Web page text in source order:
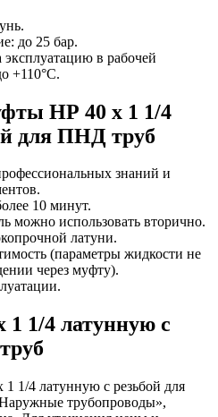
до 25 бар.
эксплуатацию в рабочей
+110°C.
НР 40 х 1 1/4
для ПНД труб
знаний и
10 минут.
можно использовать вторично.
латуни.
(параметры жидкости не
через муфту).
1 1/4 латунную с
1/4 латунную с резьбой для
трубопроводы»,